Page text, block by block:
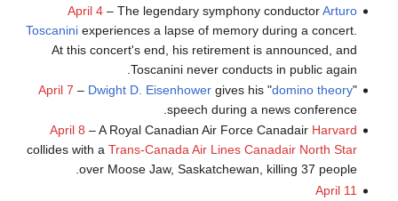
April 4– The legendary symphony conductorArturo
Toscaniniexperiences a lapse of memory during a concert.
At this concert's end, his retirement is announced, and
Toscanini never conducts in public again.
April 7 – Dwight D. Eisenhowergives his "domino theory"
speech during a news conference.
April 8 – A Royal Canadian Air Force Canadair Harvard
collides with a Trans-Canada Air Lines Canadair North Star
over Moose Jaw, Saskatchewan, killing 37 people.
April 11